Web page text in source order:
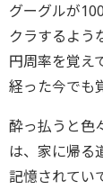
グーグルが
クラするよう
円周率を覚え
経った今でも
酔っ払うと色
は、家に帰る
記憶されてい